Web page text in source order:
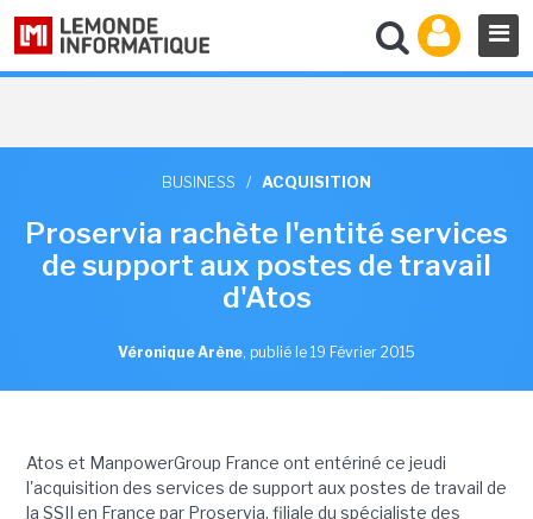
BUSINESS / ACQUISITION
Proservia rachète l'entité services
de support aux postes de travail
d'Atos
Véronique Arène, publié le 19 Février 2015
Atos et ManpowerGroup France ont entériné ce jeudi
l'acquisition des services de support aux postes de travail de
la SSII en France par Proservia, filiale du spécialiste des